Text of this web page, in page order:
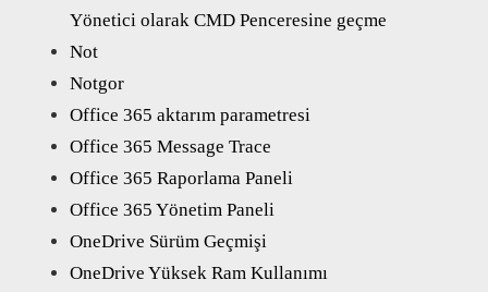
Yönetici olarak CMD Penceresine geçme
Not
Notgor
Office 365 aktarım parametresi
Office 365 Message Trace
Office 365 Raporlama Paneli
Office 365 Yönetim Paneli
OneDrive Sürüm Geçmişi
OneDrive Yüksek Ram Kullanımı